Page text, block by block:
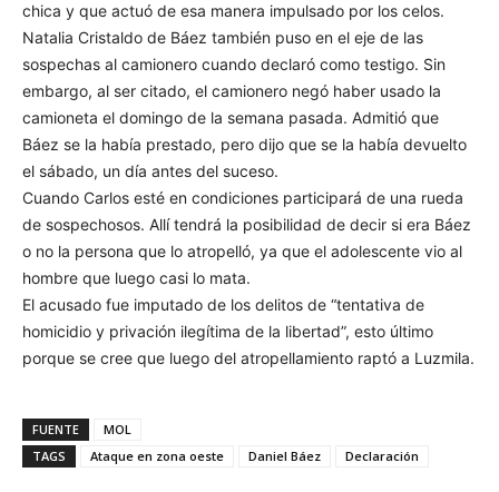
chica y que actuó de esa manera impulsado por los celos.
Natalia Cristaldo de Báez también puso en el eje de las
sospechas al camionero cuando declaró como testigo. Sin
embargo, al ser citado, el camionero negó haber usado la
camioneta el domingo de la semana pasada. Admitió que
Báez se la había prestado, pero dijo que se la había devuelto
el sábado, un día antes del suceso.
Cuando Carlos esté en condiciones participará de una rueda
de sospechosos. Allí tendrá la posibilidad de decir si era Báez
o no la persona que lo atropelló, ya que el adolescente vio al
hombre que luego casi lo mata.
El acusado fue imputado de los delitos de “tentativa de
homicidio y privación ilegítima de la libertad”, esto último
porque se cree que luego del atropellamiento raptó a Luzmila.
FUENTE
MOL
TAGS
Ataque en zona oeste Daniel Báez Declaración